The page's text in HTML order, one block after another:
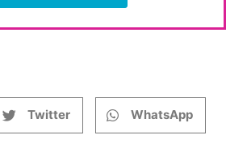
Twitter WhatsApp